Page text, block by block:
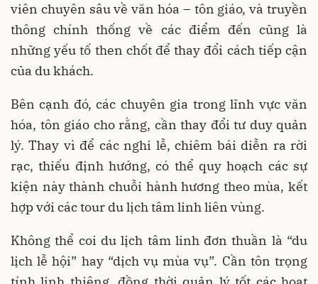
viên chuyên sâu về văn hóa – tôn giáo, và truyền
thông chính thống về các điểm đến cũng là
những yếu tố then chốt để thay đổi cách tiếp cận
của du khách.
Bên cạnh đó, các chuyên gia trong lĩnh vực văn
hóa, tôn giáo cho rằng, cần thay đổi tư duy quản
lý. Thay vì để các nghi lễ, chiêm bái diễn ra rời
rạc, thiếu định hướng, có thể quy hoạch các sự
kiện này thành chuỗi hành hương theo mùa, kết
hợp với các tour du lịch tâm linh liên vùng.
Không thể coi du lịch tâm linh đơn thuần là “du
lịch lễ hội” hay “dịch vụ mùa vụ”. Cần tôn trọng